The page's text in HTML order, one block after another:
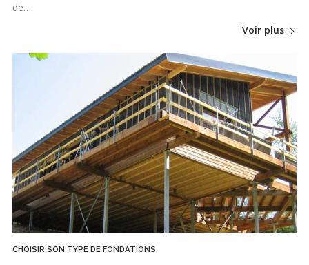
de…
Voir plus
CHOISIR SON TYPE DE FONDATIONS